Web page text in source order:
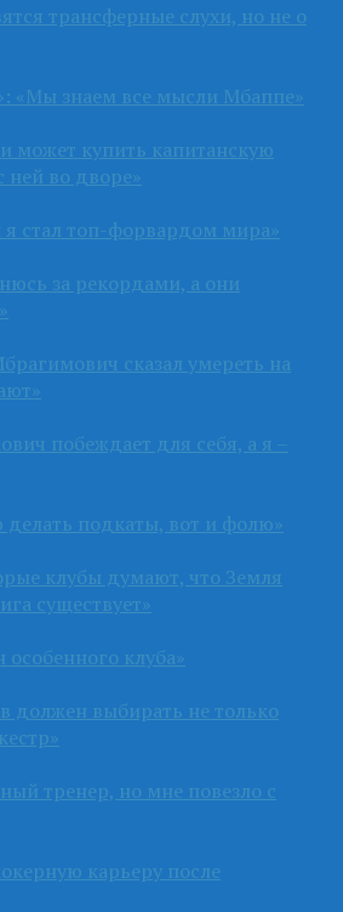
трансферные слухи, но не о
«Мы знаем все мысли Мбаппе»
может купить капитанскую
ней во дворе»
я стал топ-форвардом мира»
за рекордами, а они
сказал умереть на
побеждает для себя, а я –
делать подкаты, вот и фолю»
клубы думают, что Земля
существует»
клуба»
должен выбирать не только
тренер, но мне повезло с
карьеру после